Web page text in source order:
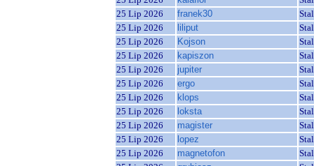
25 Lip 2026
franek30
25 Lip 2026
liliput
25 Lip 2026
Kojson
25 Lip 2026
kapiszon
25 Lip 2026
jupiter
25 Lip 2026
ergo
25 Lip 2026
klops
25 Lip 2026
loksta
25 Lip 2026
magister
25 Lip 2026
lopez
25 Lip 2026
magnetofon